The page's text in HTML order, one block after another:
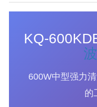
KQ-
600W中型强力
的